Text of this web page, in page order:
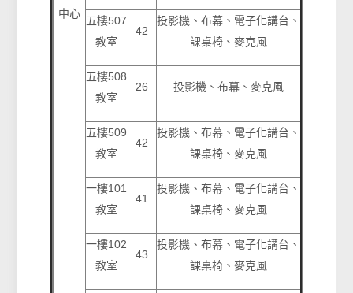
中心
五樓507
教室
42
投影機、布幕、電子化講台、
課桌椅、麥克風
五樓508
教室
26 投影機、布幕、麥克風
五樓509
教室
42
投影機、布幕、電子化講台、
課桌椅、麥克風
一樓101
教室
41
投影機、布幕、電子化講台、
課桌椅、麥克風
一樓102
教室
43
投影機、布幕、電子化講台、
課桌椅、麥克風